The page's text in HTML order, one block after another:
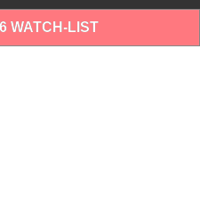
WATCH-LIST